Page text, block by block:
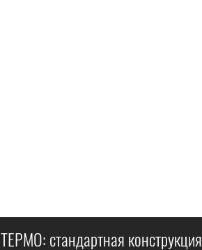
ТЕРМО: стандартная конструкция